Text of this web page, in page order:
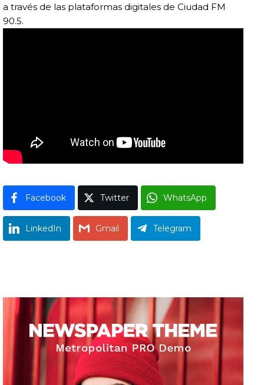
a través de las plataformas digitales de Ciudad FM
90.5.
Facebook Twitter WhatsApp
LinkedIn Gmail Telegram